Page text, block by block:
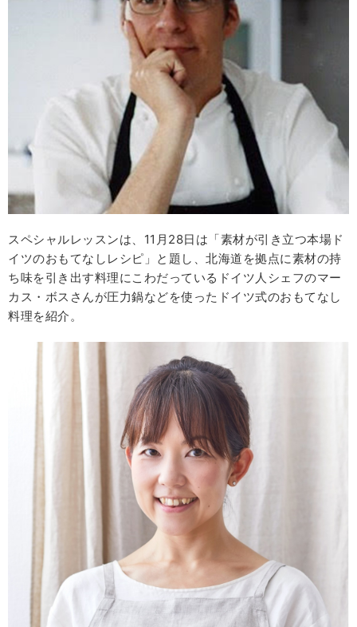
スペシャルレッスンは、11月28日は「素材が引き立つ本場ド
イツのおもてなしレシピ」と題し、北海道を拠点に素材の持
ち味を引き出す料理にこわだっているドイツ人シェフのマー
カス・ボスさんが圧力鍋などを使ったドイツ式のおもてなし
料理を紹介。